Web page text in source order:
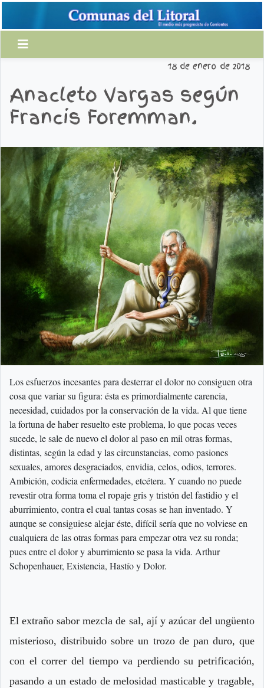
18 de enero de 2018
Anacleto Vargas según
Francis Foremman.
Los esfuerzos incesantes para desterrar el dolor no consiguen otra
cosa que variar su figura: ésta es primordialmente carencia,
necesidad, cuidados por la conservación de la vida. Al que tiene
la fortuna de haber resuelto este problema, lo que pocas veces
sucede, le sale de nuevo el dolor al paso en mil otras formas,
distintas, según la edad y las circunstancias, como pasiones
sexuales, amores desgraciados, envidia, celos, odios, terrores.
Ambición, codicia enfermedades, etcétera. Y cuando no puede
revestir otra forma toma el ropaje gris y tristón del fastidio y el
aburrimiento, contra el cual tantas cosas se han inventado. Y
aunque se consiguiese alejar éste, difícil sería que no volviese en
cualquiera de las otras formas para empezar otra vez su ronda;
pues entre el dolor y aburrimiento se pasa la vida. Arthur
Schopenhauer, Existencia, Hastío y Dolor.
El extraño sabor mezcla de sal, ají y azúcar del ungüento
misterioso, distribuido sobre un trozo de pan duro, que
con el correr del tiempo va perdiendo su petrificación,
pasando a un estado de melosidad masticable y tragable,